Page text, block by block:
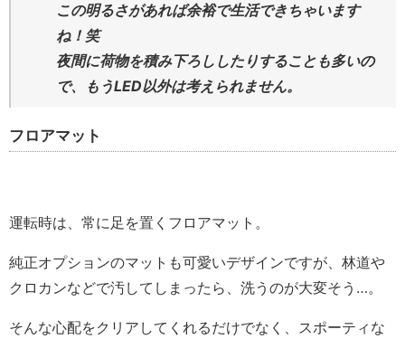
この明るさがあれば余裕で生活できちゃいます
ね！笑
夜間に荷物を積み下ろししたりすることも多いの
で、もうLED以外は考えられません。
フロアマット
運転時は、常に足を置くフロアマット。
純正オプションのマットも可愛いデザインですが、林道や
クロカンなどで汚してしまったら、洗うのが大変そう…。
そんな心配をクリアしてくれるだけでなく、スポーティな